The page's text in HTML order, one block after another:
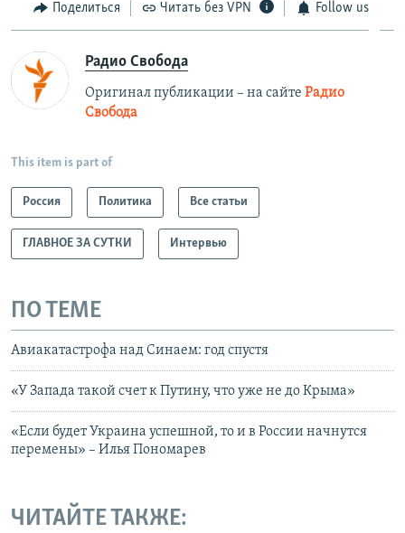
Поделиться Читать без VPN Follow us
Радио Свобода
Оригинал публикации – на сайте Радио
Свобода
This item is part of
Россия Политика Все статьи
ГЛАВНОЕ ЗА СУТКИ Интервью
ПО ТЕМЕ
Авиакатастрофа над Синаем: год спустя
«У Запада такой счет к Путину, что уже не до Крыма»
«Если будет Украина успешной, то и в России начнутся
перемены» – Илья Пономарев
ЧИТАЙТЕ ТАКЖЕ: